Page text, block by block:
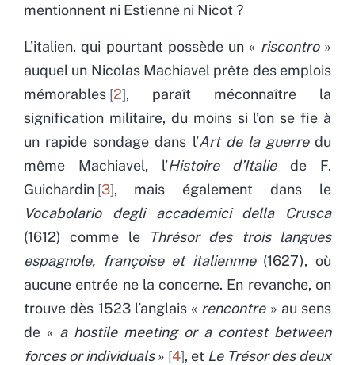
mentionnent ni Estienne ni Nicot ?
L’italien, qui pourtant possède un « riscontro»
auquel un Nicolas Machiavel prête des emplois
mémorables 2 , paraît méconnaître la
signification militaire, du moins si l’on se fie à
un rapide sondage dans l’Art de la guerredu
même Machiavel, l’Histoire d’Italiede F.
Guichardin 3 , mais également dans le
Vocabolario degli accademici della Crusca
(1612) comme le
Thrésor des trois langues
espagnole, françoise et italiennne(1627), où
aucune entrée ne la concerne. En revanche, on
trouve dès 1523 l’anglais « rencontre» au sens
de « a hostile meeting or a contest between
forces or individuals» 4 , et Le Trésor des deux